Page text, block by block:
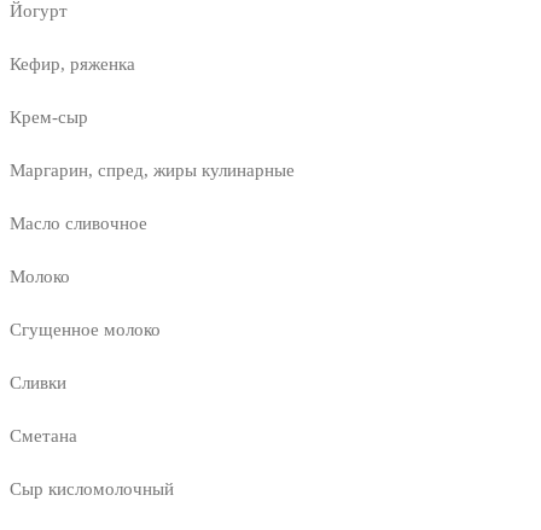
Йогурт
Кефир, ряженка
Крем-сыр
Маргарин, спред, жиры кулинарные
Масло сливочное
Молоко
Сгущенное молоко
Сливки
Сметана
Сыр кисломолочный